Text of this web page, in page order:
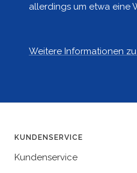
allerdings um etwa eine
Weitere Informationen
KUNDENSERVICE
Kundenservice